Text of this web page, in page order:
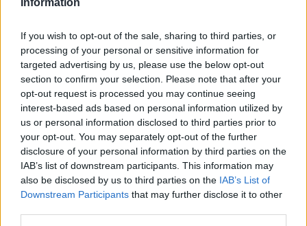
If you wish to opt-out of the sale, sharing to third parties, or
processing of your personal or sensitive information for
targeted advertising by us, please use the below opt-out
section to confirm your selection. Please note that after your
opt-out request is processed you may continue seeing
interest-based ads based on personal information utilized by
us or personal information disclosed to third parties prior to
your opt-out. You may separately opt-out of the further
disclosure of your personal information by third parties on the
IAB’s list of downstream participants. This information may
also be disclosed by us to third parties on the IAB’s List of
Downstream Participants that may further disclose it to other
katasztrófát. A megrázó történések ellenére a terület a
a jánosházi Horváth Hajnalkával, a Négyes Blokk szerkesztőjével
és amatőr kutatóval.
NEM LÉPTE TÚL A MEGENGEDETT
HATÁRÉRTÉKET A CSERNOBILI
ATOMERŐMŰNÉL A RADIOAKTIVITÁS MÉRTÉKE
2022. Április. 28. 19:30
Orosz csapatok korábban megszállták az atomerőművet, ahol
helyben lövészárkokat ástak.
LMP: CSERNOBIL 36 ÉVE TÖRTÉNT, MÉGSEM
TANULTUNK SEMMIT!
2022. Április. 26. 11:02
A párt szerint az atomenergia nem zöld, nem olcsó és nem